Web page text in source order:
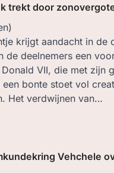
trekt door
krijgt aandacht in de
de deelnemers een
VII, die met zijn
een bonte stoet vol
Het verdwijnen van…
Vehchele